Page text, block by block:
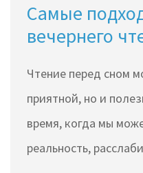
Самые
вечернего
Чтение перед сном
приятной, но и
время, когда мы
реальность,